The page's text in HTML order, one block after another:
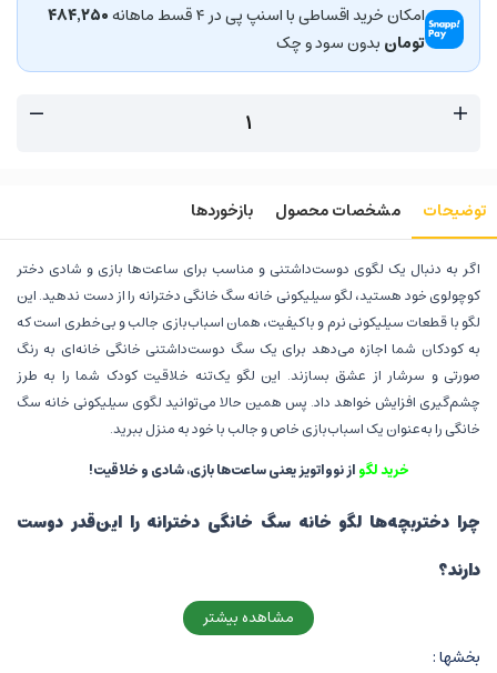
امکان خرید اقساطی با اسنپ پی در ۴ قسط ماهانه
۴۸۴٬۲۵۰
تومان بدون سود و چک
توضیحات مشخصات محصول بازخوردها
اگر به دنبال یک لگوی دوست‌داشتنی و مناسب برای ساعت‌ها بازی و شادی دختر
کوچولوی خود هستید، لگو سیلیکونی خانه سگ خانگی دخترانه را از دست ندهید. این
لگو با قطعات سیلیکونی نرم و باکیفیت، همان اسباب‌بازی جالب و بی‌خطری است که
به کودکان شما اجازه می‌دهد برای یک سگ دوست‌داشتنی خانگی خانه‌ای به رنگ
صورتی و سرشار از عشق بسازند. این لگو یک‌تنه خلاقیت کودک شما را به طرز
چشم‌گیری افزایش خواهد داد. پس همین حالا می‌توانید لگوی سیلیکونی خانه سگ
خانگی را به‌عنوان یک اسباب‌بازی خاص و جالب با خود به منزل ببرید.
خرید لگواز نوواتویز یعنی ساعت‌ها بازی، شادی و خلاقیت!
چرا دختربچه‌ها لگو خانه سگ خانگی دخترانه را این‌قدر دوست
دارند؟
به رنگ صورتی دلنشین در این لگو نگاه کنید! دقیقاً همان رنگی که دختربچه‌ها را
شیفته و مجذوب خود می‌کند. حالا نوواتویز لگو سیلیکونی خانه سگ خانگی را برای
شما موجود کرده تا شادی در چشمان فرزندتان موج بزند. این لگو ویژگی‌های دیگری
مشاهده بیشتر
بخشها :